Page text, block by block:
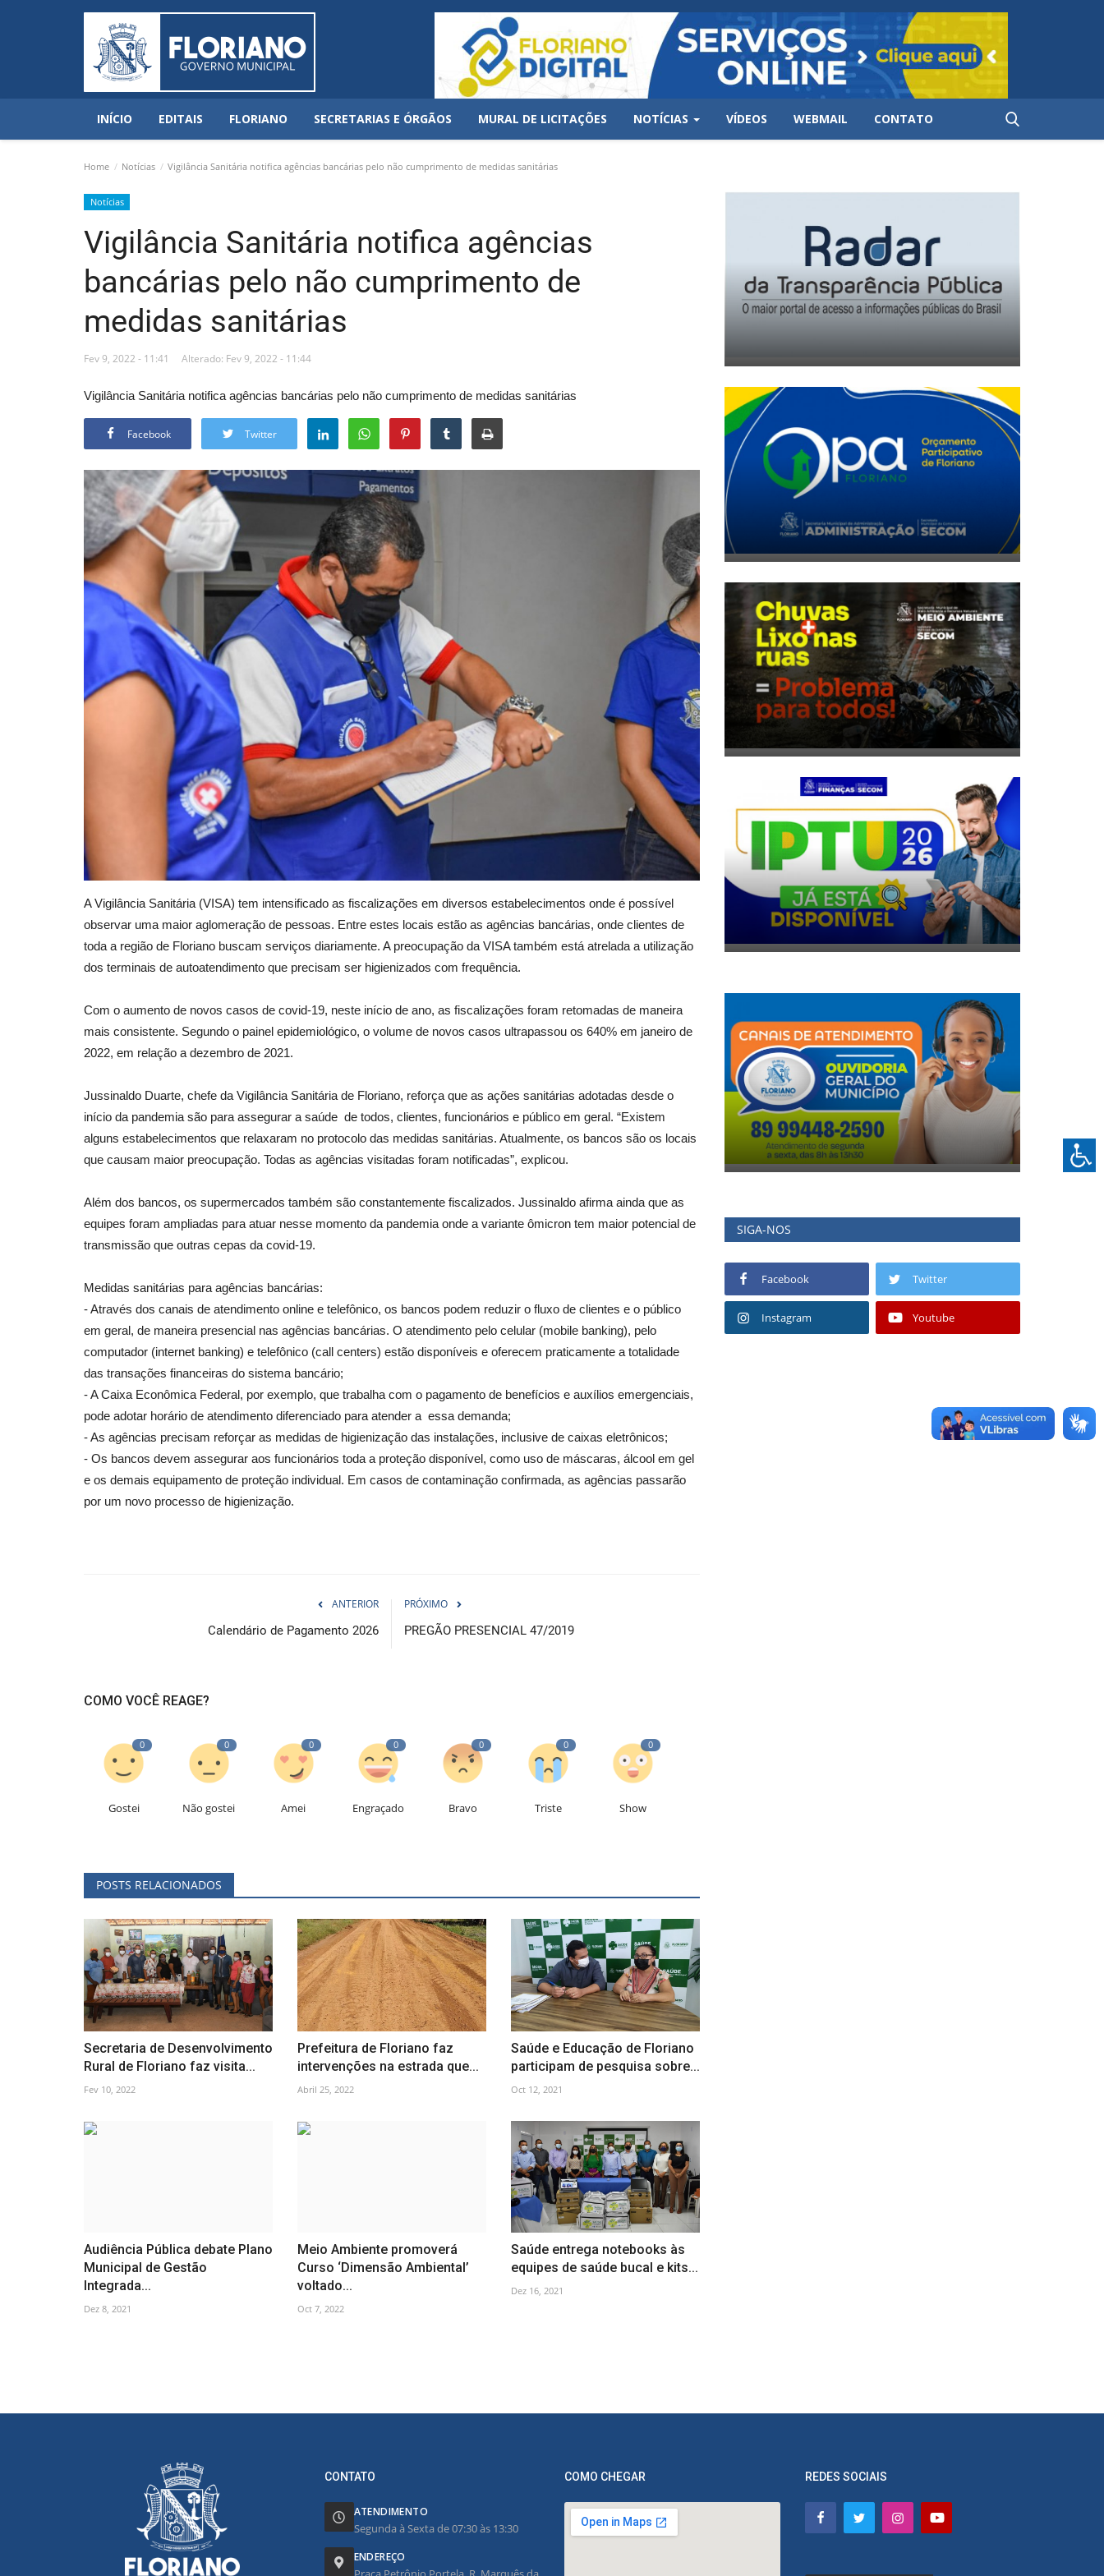
INÍCIO EDITAIS FLORIANO SECRETARIAS E ÓRGÃOS MURAL DE LICITAÇÕES NOTÍCIAS VÍDEOS WEBMAIL CONTATO
Home Notícias Vigilância Sanitária notifica agências bancárias pelo não cumprimento de medidas sanitárias
Notícias
Vigilância Sanitária notifica agências
bancárias pelo não cumprimento de
medidas sanitárias
Fev 9, 2022 - 11:41 Alterado: Fev 9, 2022 - 11:44
Vigilância Sanitária notifica agências bancárias pelo não cumprimento de medidas sanitárias
Facebook Twitter
A Vigilância Sanitária (VISA) tem intensificado as fiscalizações em diversos estabelecimentos onde é possível
observar uma maior aglomeração de pessoas. Entre estes locais estão as agências bancárias, onde clientes de
toda a região de Floriano buscam serviços diariamente. A preocupação da VISA também está atrelada a utilização
dos terminais de autoatendimento que precisam ser higienizados com frequência.
Com o aumento de novos casos de covid-19, neste início de ano, as fiscalizações foram retomadas de maneira
mais consistente. Segundo o painel epidemiológico, o volume de novos casos ultrapassou os 640% em janeiro de
2022, em relação a dezembro de 2021.
Jussinaldo Duarte, chefe da Vigilância Sanitária de Floriano, reforça que as ações sanitárias adotadas desde o
início da pandemia são para assegurar a saúde de todos, clientes, funcionários e público em geral. “Existem
alguns estabelecimentos que relaxaram no protocolo das medidas sanitárias. Atualmente, os bancos são os locais
que causam maior preocupação. Todas as agências visitadas foram notificadas”, explicou.
Além dos bancos, os supermercados também são constantemente fiscalizados. Jussinaldo afirma ainda que as
equipes foram ampliadas para atuar nesse momento da pandemia onde a variante ômicron tem maior potencial de
transmissão que outras cepas da covid-19.
Medidas sanitárias para agências bancárias:
- Através dos canais de atendimento online e telefônico, os bancos podem reduzir o fluxo de clientes e o público
em geral, de maneira presencial nas agências bancárias. O atendimento pelo celular (mobile banking), pelo
computador (internet banking) e telefônico (call centers) estão disponíveis e oferecem praticamente a totalidade
das transações financeiras do sistema bancário;
- A Caixa Econômica Federal, por exemplo, que trabalha com o pagamento de benefícios e auxílios emergenciais,
pode adotar horário de atendimento diferenciado para atender a essa demanda;
- As agências precisam reforçar as medidas de higienização das instalações, inclusive de caixas eletrônicos;
- Os bancos devem assegurar aos funcionários toda a proteção disponível, como uso de máscaras, álcool em gel
e os demais equipamento de proteção individual. Em casos de contaminação confirmada, as agências passarão
por um novo processo de higienização.
ANTERIOR
Calendário de Pagamento 2026
PRÓXIMO
PREGÃO PRESENCIAL 47/2019
COMO VOCÊ REAGE?
0
Gostei
0
Não gostei
0
Amei
0
Engraçado
0
Bravo
0
Triste
0
Show
POSTS RELACIONADOS
Secretaria de Desenvolvimento
Rural de Floriano faz visita...
Fev 10, 2022
Prefeitura de Floriano faz
intervenções na estrada que...
Abril 25, 2022
Saúde e Educação de Floriano
participam de pesquisa sobre...
Oct 12, 2021
Audiência Pública debate Plano
Municipal de Gestão
Integrada...
Dez 8, 2021
Meio Ambiente promoverá
Curso ‘Dimensão Ambiental’
voltado...
Oct 7, 2022
Saúde entrega notebooks às
equipes de saúde bucal e kits...
Dez 16, 2021
SIGA-NOS
Facebook Twitter
Instagram Youtube
CONTATO
ATENDIMENTO
Segunda à Sexta de 07:30 às 13:30
ENDEREÇO
COMO CHEGAR REDES SOCIAIS